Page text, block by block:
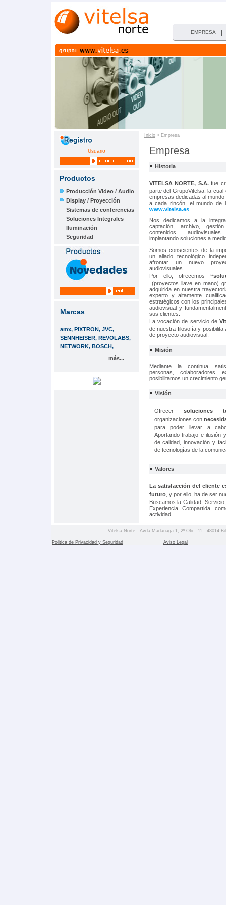
EMPRESA
Usuario
Productos
Producción Video / Audio
Display / Proyección
Sistemas de conferencias
Soluciones Integrales
Iluminación
Seguridad
Marcas
amx, PIXTRON, JVC,
SENNHEISER, REVOLABS,
NETWORK, BOSCH,
más...
Inicio> Empresa
Empresa
Historia
VITELSA NORTE, S.A.fue
parte del GrupoVitelsa, la cual
empresas dedicadas al
a cada rincón, el mundo de
www.vitelsa.es
Nos dedicamos a la
captación, archivo,
contenidos
implantando soluciones a
Somos conscientes de la
un aliado tecnológico
afrontar un nuevo
audiovisuales.
Por ello, ofrecemos
(proyectos llave en mano)
adquirida en nuestra
experto y altamente
estratégicos con los
audiovisual y
sus clientes.
La vocación de servicio de
de nuestra filosofía y posibilita
de proyecto audiovisual.
Misión
Mediante la continua
personas, colaboradores
posibilitamos un crecimiento
Visión
Ofrecer soluciones
organizaciones con
para poder llevar a
Aportando trabajo e ilusión
de calidad, innovación y
de tecnologías de la
Valores
La satisfacción del cliente
futuro, y por ello, ha de ser
Buscamos la Calidad,
Experiencia Compartida
actividad.
Vitelsa Norte - Avda Madariaga 1, 2º Ofic. 11 - 48014
Politica de Privacidad y Seguridad Aviso Legal